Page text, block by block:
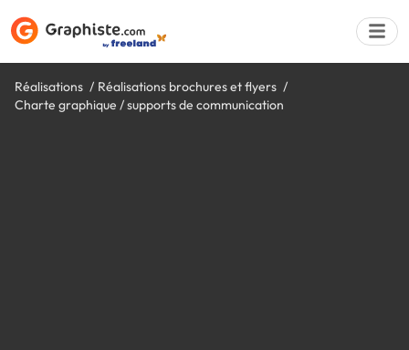
Réalisations
Réalisations brochures et flyers
Charte graphique / supports de communication